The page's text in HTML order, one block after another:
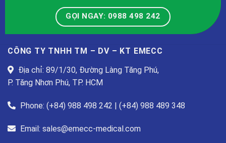
GỌI NGAY: 0988 498 242
CÔNG TY TNHH TM – DV – KT EMECC
Địa chỉ: 89/1/30, Đường Làng Tăng Phú,
P. Tăng Nhơn Phú, TP. HCM
Phone: (+84) 988 498 242 | (+84) 988 489 348
Email: sales@emecc-medical.com